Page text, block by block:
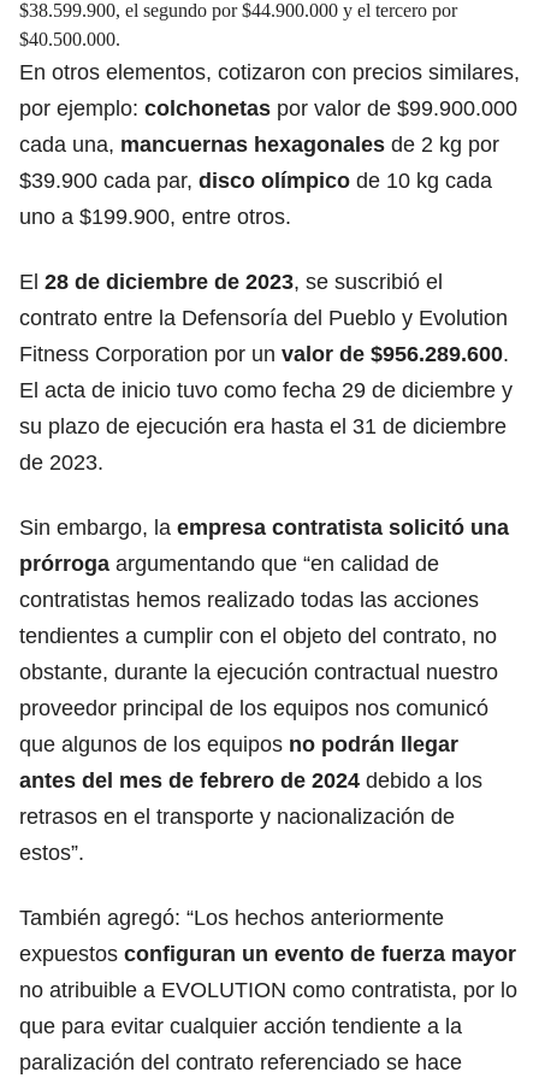
$38.599.900, el segundo por $44.900.000 y el tercero por
$40.500.000.
En otros elementos, cotizaron con precios similares,
por ejemplo: colchonetas por valor de $99.900.000
cada una, mancuernas hexagonales de 2 kg por
$39.900 cada par, disco olímpico de 10 kg cada
uno a $199.900, entre otros.
El 28 de diciembre de 2023, se suscribió el
contrato entre la Defensoría del Pueblo y Evolution
Fitness Corporation por un valor de $956.289.600.
El acta de inicio tuvo como fecha 29 de diciembre y
su plazo de ejecución era hasta el 31 de diciembre
de 2023.
Sin embargo, la empresa contratista solicitó una
prórroga argumentando que “en calidad de
contratistas hemos realizado todas las acciones
tendientes a cumplir con el objeto del contrato, no
obstante, durante la ejecución contractual nuestro
proveedor principal de los equipos nos comunicó
que algunos de los equipos no podrán llegar
antes del mes de febrero de 2024 debido a los
retrasos en el transporte y nacionalización de
estos”.
También agregó: “Los hechos anteriormente
expuestos configuran un evento de fuerza mayor
no atribuible a EVOLUTION como contratista, por lo
que para evitar cualquier acción tendiente a la
paralización del contrato referenciado se hace